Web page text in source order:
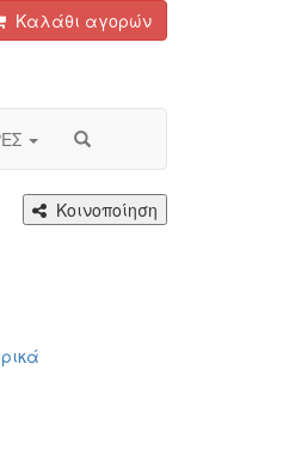
Καλάθι αγορών
Κοινοποίηση